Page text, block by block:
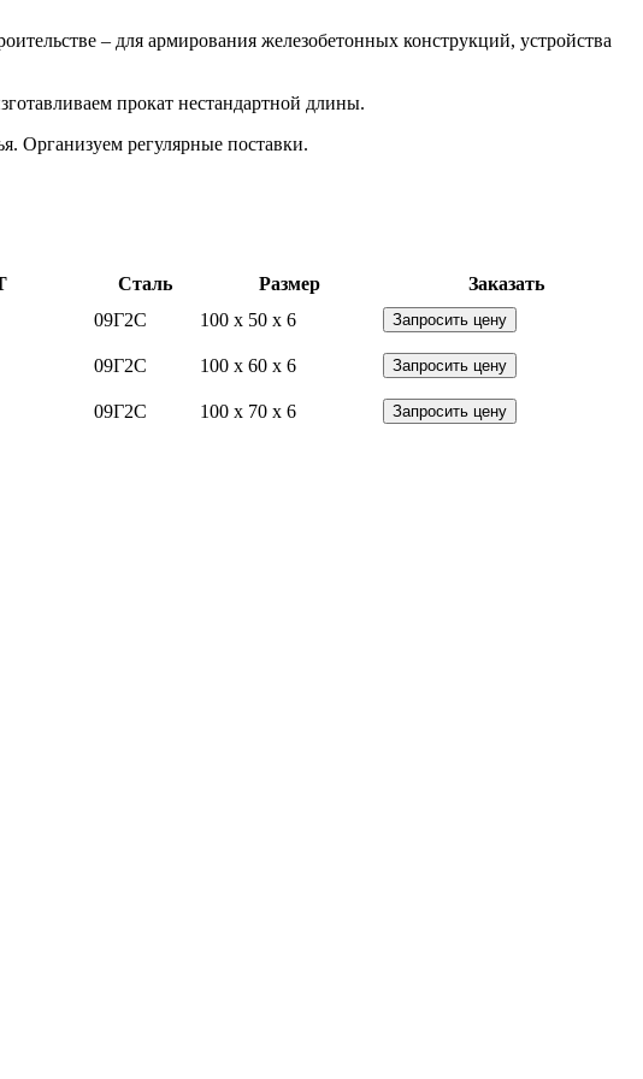
– для армирования железобетонных конструкций, устройства
прокат нестандартной длины.
Организуем регулярные поставки.
Сталь Размер
Заказать
09Г2С 100 x 50 x 6 Запросить цену
09Г2С 100 x 60 x 6 Запросить цену
09Г2С 100 x 70 x 6 Запросить цену